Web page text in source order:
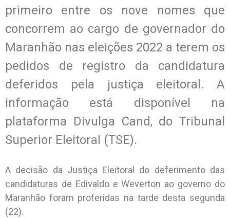
primeiro entre os nove nomes que
concorrem ao cargo de governador do
Maranhão nas eleições 2022 a terem os
pedidos de registro da candidatura
deferidos pela justiça eleitoral. A
informação está disponível na
plataforma Divulga Cand, do Tribunal
Superior Eleitoral (TSE).
A decisão da Justiça Eleitoral do deferimento das
candidaturas de Edivaldo e Weverton ao governo do
Maranhão foram proferidas na tarde desta segunda
(22).